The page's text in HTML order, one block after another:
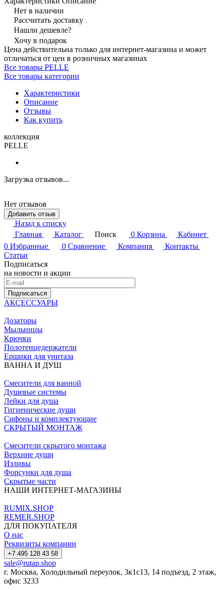
Нет в наличии
Рассчитать доставку
Нашли дешевле?
Хочу в подарок
Цена действительна только для интернет-магазина и может
отличаться от цен в розничных магазинах
Все товары PELLE
Все товары категории
Характеристики
Описание
Отзывы
Как купить
коллекция
PELLE
Загрузка отзывов...
Нет отзывов
Добавить отзыв
Назад к списку
Главная
Каталог Поиск 0 Корзина
Кабинет
0 Избранные 0 Сравнение Компания
Контакты
Статьи
Подписаться
на новости и акции
Подписаться
АКСЕССУАРЫ
Дозаторы
Мыльницы
Крючки
Полотенцедержатели
Ершики для унитаза
ВАННА И ДУШ
Смесители для ванной
Душевые системы
Лейки для душа
Гигиенические души
Сифоны и комплектующие
СКРЫТЫЙ МОНТАЖ
Смесители скрытого монтажа
Верхние души
Изливы
Форсунки для душа
Скрытые части
НАШИ ИНТЕРНЕТ-МАГАЗИНЫ
RUMIX.SHOP
REMER.SHOP
ДЛЯ ПОКУПАТЕЛЯ
О нас
Реквизиты компании
+7 495 128 43 58
sale@rutap.shop
г. Москва, Холодильный переулок, 3к1с13, 14 подъезд, 2 этаж,
офис 3233